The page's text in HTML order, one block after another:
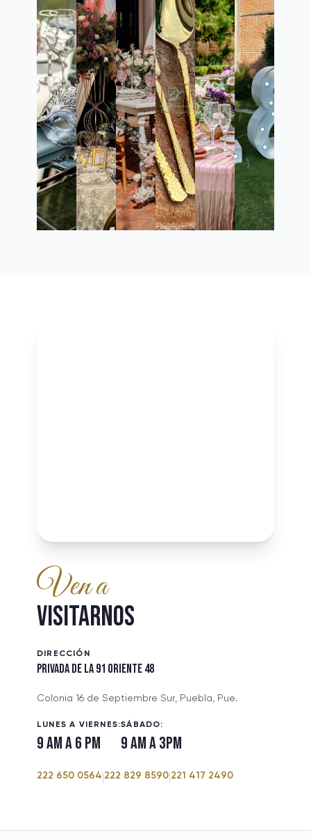
Ven a
VISITARNOS
DIRECCIÓN
PRIVADA DE LA 91 ORIENTE 48
Colonia 16 de Septiembre Sur, Puebla, Pue.
LUNES A VIERNES:
9 am a 6 pm
SÁBADO:
9 am a 3pm
222 650 0564|222 829 8590|221 417 2490